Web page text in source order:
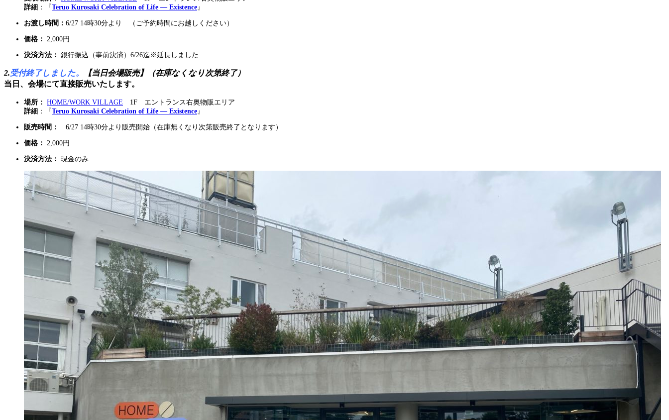
詳細 ：『Teruo Kurosaki Celebration of Life — Existence 』
お渡し時間： 6/27 14時30分より （ご予約時間にお越しください）
価格： 2,000円
決済方法： 銀行振込（事前決済）6/26迄※延長しました
2.受付終了しました。
【当日会場販売】（在庫なくなり次第終了）
当日、会場にて直接販売いたします。
場所： HOME/WORK VILLAGE 1F エントランス右奥物販エリア
詳細 ：『Teruo Kurosaki Celebration of Life — Existence 』
販売時間： 6/27 14時30分より販売開始（在庫無くなり次第販売終了となります）
価格： 2,000円
決済方法： 現金のみ